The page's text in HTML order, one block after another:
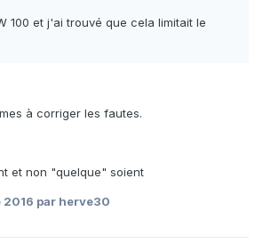
100 et j'ai trouvé que cela limitait le
à corriger les fautes.
et non "quelque" soient
2016 par herve30